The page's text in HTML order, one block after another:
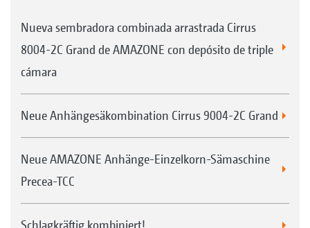
Nueva sembradora combinada arrastrada Cirrus
8004-2C Grand de AMAZONE con depósito de triple
cámara
Neue Anhängesäkombination Cirrus 9004-2C Grand
Neue AMAZONE Anhänge-Einzelkorn-Sämaschine
Precea-TCC
Schlagkräftig kombiniert!